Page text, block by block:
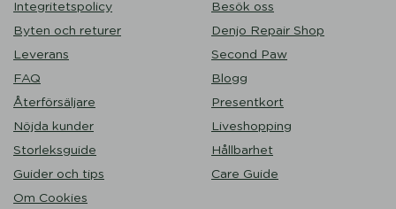
Integritetspolicy
Byten och returer
Leverans
FAQ
Återförsäljare
Nöjda kunder
Storleksguide
Guider och tips
Om Cookies
Besök oss
Denjo Repair Shop
Second Paw
Blogg
Presentkort
Liveshopping
Hållbarhet
Care Guide